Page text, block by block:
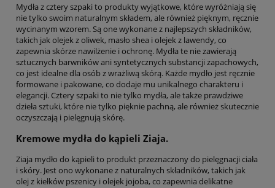
Mydła z cztery szpaki to produkty wyjątkowe, które wyróżniają się
nie tylko swoim naturalnym składem, ale również pięknym, ręcznie
wycinanym wzorem. Są one wykonane z najlepszych składników,
takich jak olejek z oliwek, masło shea i olejek z lawendy, co
zapewnia skórze nawilżenie i ochronę. Mydła te nie zawierają
sztucznych barwników ani syntetycznych substancji zapachowych,
co jest idealne dla osób z wrażliwą skórą. Każde mydło jest ręcznie
formowane i pakowane, co dodaje mu unikalnego charakteru i
elegancji. Cztery szpaki to nie tylko mydła, ale także prawdziwe
dzieła sztuki, które nie tylko pięknie pachną, ale również skutecznie
oczyszczają i pielęgnują skórę.
Kremowe mydła do kąpieli Ziaja.
Ziaja mydło do kąpieli to produkt przeznaczony do pielęgnacji ciała
i skóry. Jest ono wykonane z naturalnych składników, takich jak
olej z kiełków pszenicy i olejek jojoba, co zapewnia delikatne